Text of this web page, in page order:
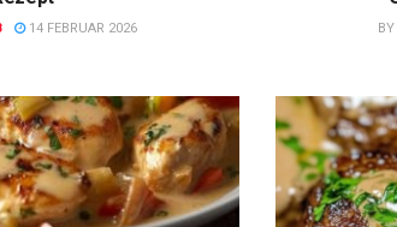
14 FEBRUAR 2026 BY